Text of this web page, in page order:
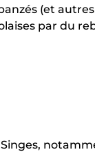
(et
par du